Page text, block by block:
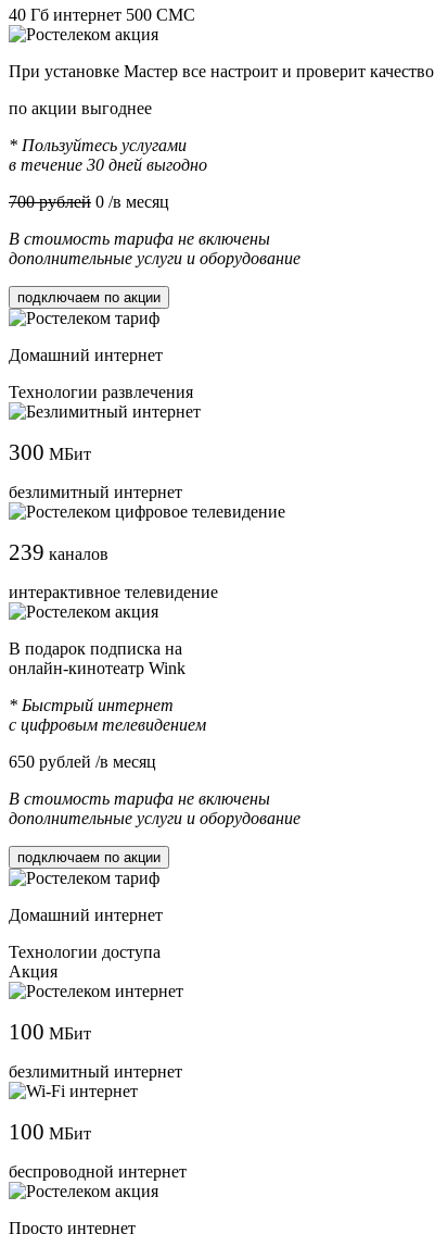
40 Гб интернет 500 СМС
При установке Мастер все настроит и проверит качество
по акции выгоднее
* Пользуйтесь услугами
в течение 30 дней выгодно
700 рублей 0 /в месяц
В стоимость тарифа не включены
дополнительные услуги и оборудование
подключаем по акции
Домашний интернет
Технологии развлечения
300 МБит
безлимитный интернет
239 каналов
интерактивное телевидение
В подарок подписка на
онлайн-кинотеатр Wink
* Быстрый интернет
с цифровым телевидением
650 рублей /в месяц
В стоимость тарифа не включены
дополнительные услуги и оборудование
подключаем по акции
Домашний интернет
Технологии доступа
Акция
100 МБит
безлимитный интернет
100 МБит
беспроводной интернет
Просто интернет